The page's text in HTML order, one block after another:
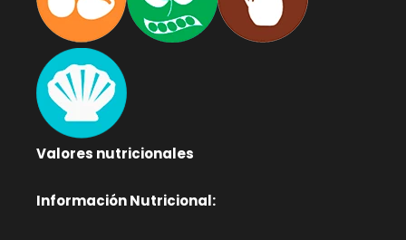
Valores nutricionales
Información Nutricional: